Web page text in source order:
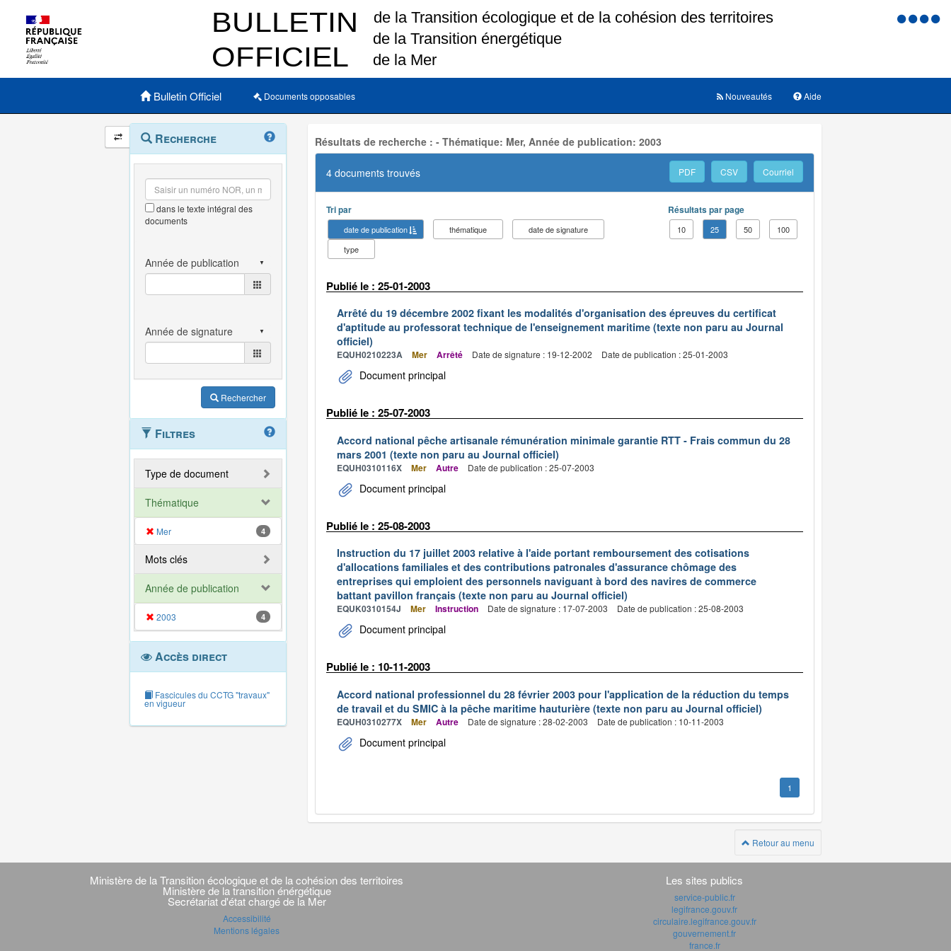
Menu
Menu principal
Bulletin Officiel Documents opposables Aide
Nouveautés
Navigation
et
outils
annexes
Menu
contextuel
Recherche
dans le texte intégral des
documents
Rechercher
Filtres
Type de document
Thématique
Mer 4
Mots clés
Année de publication
2003 4
Accès direct
Fascicules du CCTG "travaux"
en vigueur
Résultats de recherche : - Thématique: Mer, Année de publication: 2003
4 documents trouvés PDF CSV Courriel
Tri par
date de publication thématique
date de signature
type
Résultats par page
10 25 50 100
Publié le : 25-01-2003
Arrêté du 19 décembre 2002 fixant les modalités d'organisation des épreuves du certificat
d'aptitude au professorat technique de l'enseignement maritime (texte non paru au Journal
officiel)
EQUH0210223A Mer Arrêté Date de signature : 19-12-2002 Date de publication : 25-01-2003
Document principal
Publié le : 25-07-2003
Accord national pêche artisanale rémunération minimale garantie RTT - Frais commun du 28
mars 2001 (texte non paru au Journal officiel)
EQUH0310116X Mer Autre Date de publication : 25-07-2003
Document principal
Publié le : 25-08-2003
Instruction du 17 juillet 2003 relative à l'aide portant remboursement des cotisations
d'allocations familiales et des contributions patronales d'assurance chômage des
entreprises qui emploient des personnels naviguant à bord des navires de commerce
battant pavillon français (texte non paru au Journal officiel)
EQUK0310154J Mer Instruction Date de signature : 17-07-2003 Date de publication : 25-08-2003
Document principal
Publié le : 10-11-2003
Accord national professionnel du 28 février 2003 pour l'application de la réduction du temps
de travail et du SMIC à la pêche maritime hauturière (texte non paru au Journal officiel)
EQUH0310277X Mer Autre Date de signature : 28-02-2003 Date de publication : 10-11-2003
Document principal
1
Retour au menu
Navigation
transverseMinistère de la Transition écologique et de la cohésion des territoires
Ministère de la transition énérgétique
Secrétariat d'état chargé de la Mer
Accessibilité
Mentions légales
Les sites publics
service-public.fr
legifrance.gouv.fr
circulaire.legifrance.gouv.fr
gouvernement.fr
france.fr